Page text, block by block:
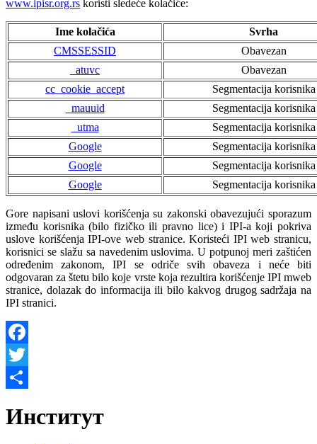
www.ipisr.org.rs koristi sledeće kolačiće:
Ime kolačića
Svrha
CMSSESSID
Obavezan
_atuvc
Obavezan
cc_cookie_accept
Segmentacija korisnika
_mauuid
Segmentacija korisnika
_utma
Segmentacija korisnika
Google
Segmentacija korisnika
Google
Segmentacija korisnika
Google
Segmentacija korisnika
Gore napisani uslovi korišćenja su zakonski obavezujući sporazum
između korisnika (bilo fizičko ili pravno lice) i IPI-a koji pokriva
uslove korišćenja IPI-ove web stranice. Koristeći IPI web stranicu,
korisnici se slažu sa navedenim uslovima. U potpunoj meri zaštićen
određenim zakonom, IPI se odriče svih obaveza i neće biti
odgovaran za štetu bilo koje vrste koja rezultira korišćenje IPI mweb
stranice, dolazak do informacija ili bilo kakvog drugog sadržaja na
IPI stranici.
Facebook
Twitter
Институт